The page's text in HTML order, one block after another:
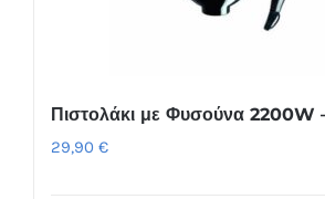
Πιστολάκι με Φυσούνα
29,90 €